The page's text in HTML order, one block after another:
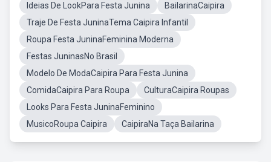
Ideias De LookPara Festa Junina
BailarinaCaipira
Traje De Festa JuninaTema Caipira Infantil
Roupa Festa JuninaFeminina Moderna
Festas JuninasNo Brasil
Modelo De ModaCaipira Para Festa Junina
ComidaCaipira Para Roupa
CulturaCaipira Roupas
Looks Para Festa JuninaFeminino
MusicoRoupa Caipira
CaipiraNa Taça Bailarina